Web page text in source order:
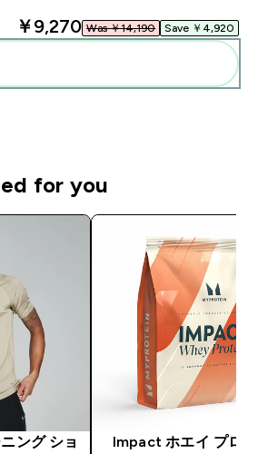
￥9,270‎ Was ￥14,190‎ Save ￥4,920‎
for you
ング ショ
Impact ホエイ プロ